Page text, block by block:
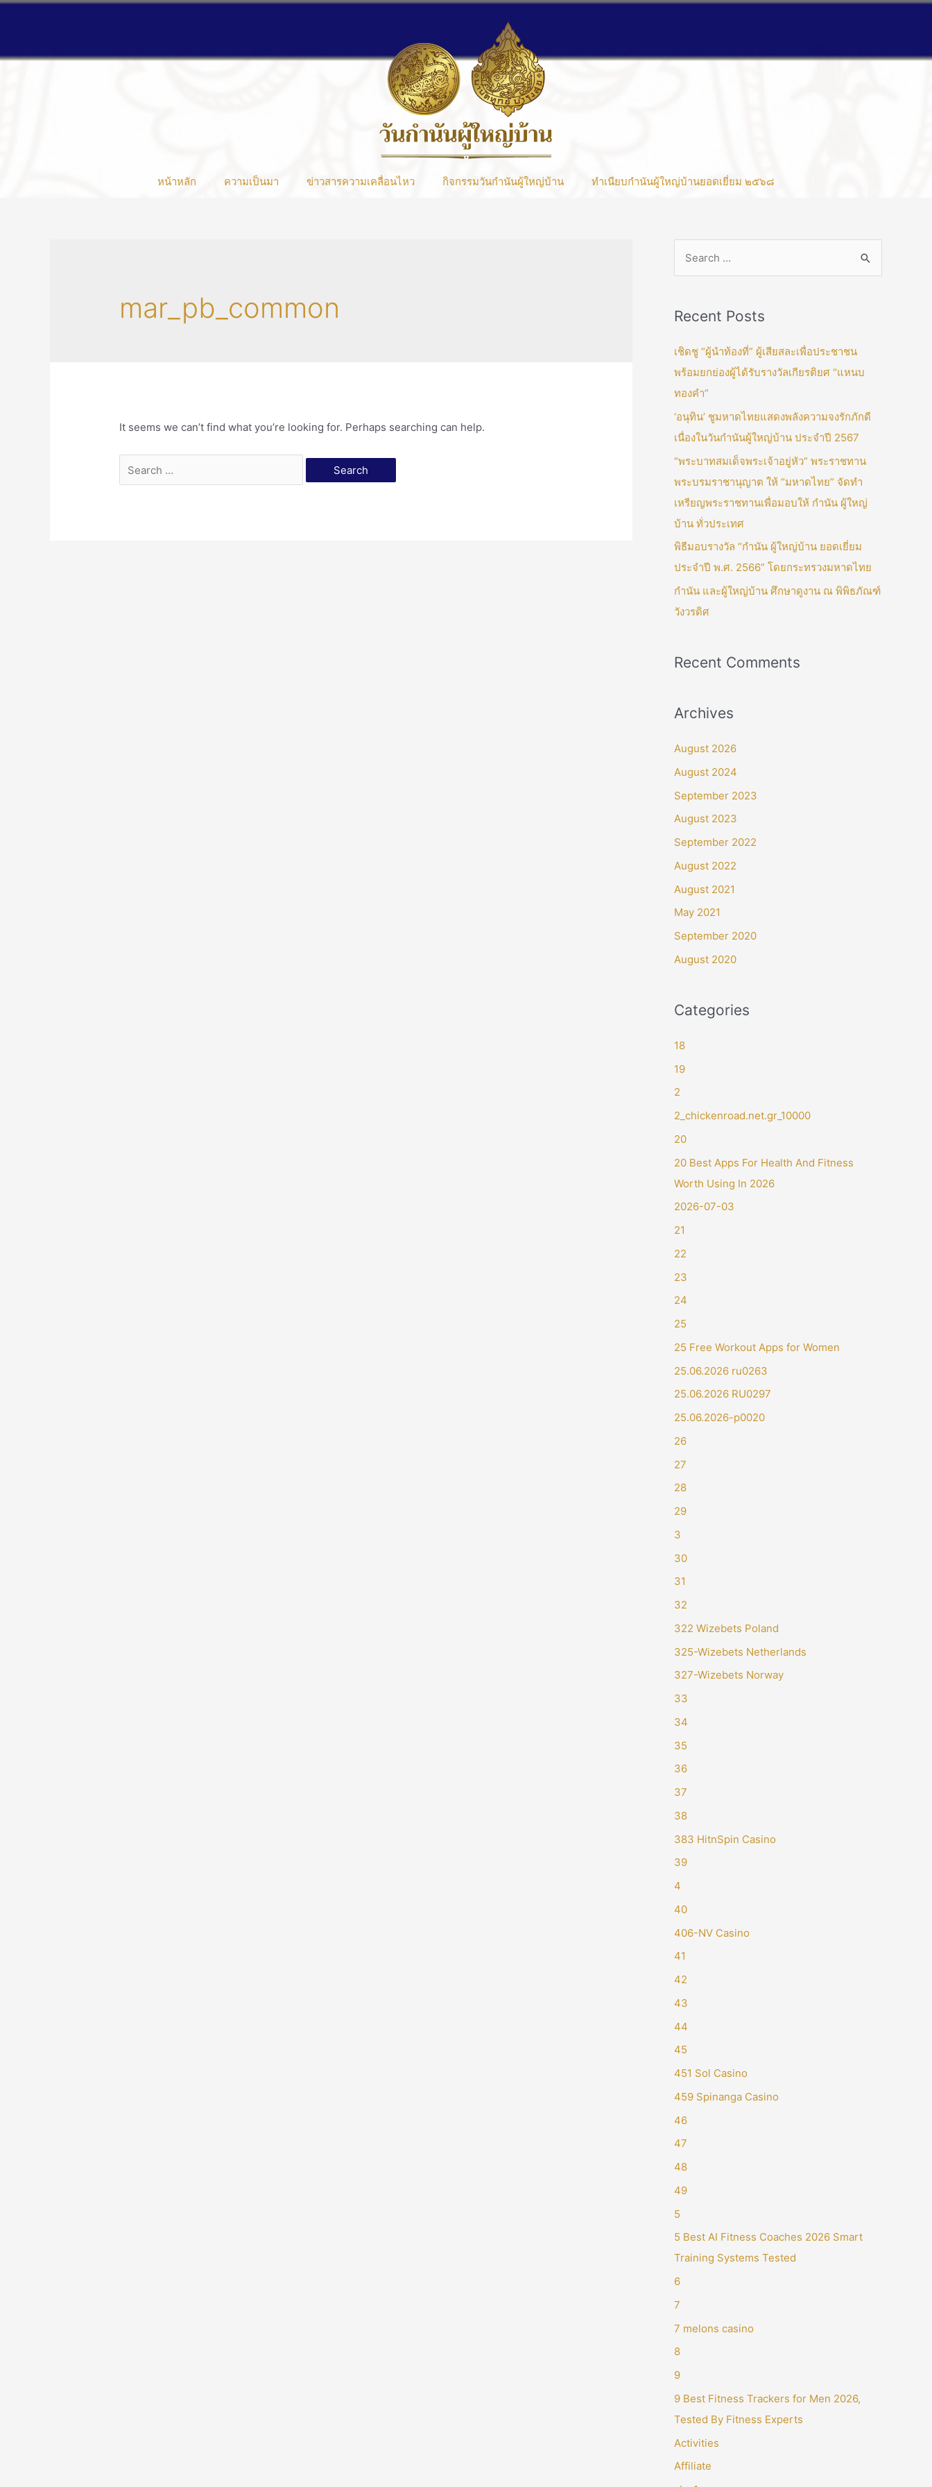
หน้าหลัก ความเป็นมา ข่าวสารความเคลื่อนไหว กิจกรรมวันกำนันผู้ใหญ่บ้าน ทำเนียบกำนันผู้ใหญ่บ้านยอดเยี่ยม ๒๕๖๘
mar_pb_common
It seems we can’t find what you’re looking for. Perhaps searching can help.
Recent Posts
เชิดชู “ผู้นำท้องที่” ผู้เสียสละเพื่อประชาชน
พร้อมยกย่องผู้ได้รับรางวัลเกียรติยศ “แหนบ
ทองคำ”
‘อนุทิน’ ชูมหาดไทยแสดงพลังความจงรักภักดี
เนื่องในวันกำนันผู้ใหญ่บ้าน ประจำปี 2567
“พระบาทสมเด็จพระเจ้าอยู่หัว” พระราชทาน
พระบรมราชานุญาต ให้ “มหาดไทย” จัดทำ
เหรียญพระราชทานเพื่อมอบให้ กำนัน ผู้ใหญ่
บ้าน ทั่วประเทศ
พิธีมอบรางวัล “กำนัน ผู้ใหญ่บ้าน ยอดเยี่ยม
ประจำปี พ.ศ. 2566” โดยกระทรวงมหาดไทย
กำนัน และผู้ใหญ่บ้าน ศึกษาดูงาน ณ พิพิธภัณฑ์
วังวรดิศ
Recent Comments
Archives
August 2026
August 2024
September 2023
August 2023
September 2022
August 2022
August 2021
May 2021
September 2020
August 2020
Categories
18
19
2
2_chickenroad.net.gr_10000
20
20 Best Apps For Health And Fitness
Worth Using In 2026
2026-07-03
21
22
23
24
25
25 Free Workout Apps for Women
25.06.2026 ru0263
25.06.2026 RU0297
25.06.2026-p0020
26
27
28
29
3
30
31
32
322 Wizebets Poland
325-Wizebets Netherlands
327-Wizebets Norway
33
34
35
36
37
38
383 HitnSpin Casino
39
4
40
406-NV Casino
41
42
43
44
45
451 Sol Casino
459 Spinanga Casino
46
47
48
49
5
5 Best AI Fitness Coaches 2026 Smart
Training Systems Tested
6
7
7 melons casino
8
9
9 Best Fitness Trackers for Men 2026,
Tested By Fitness Experts
Activities
Affiliate